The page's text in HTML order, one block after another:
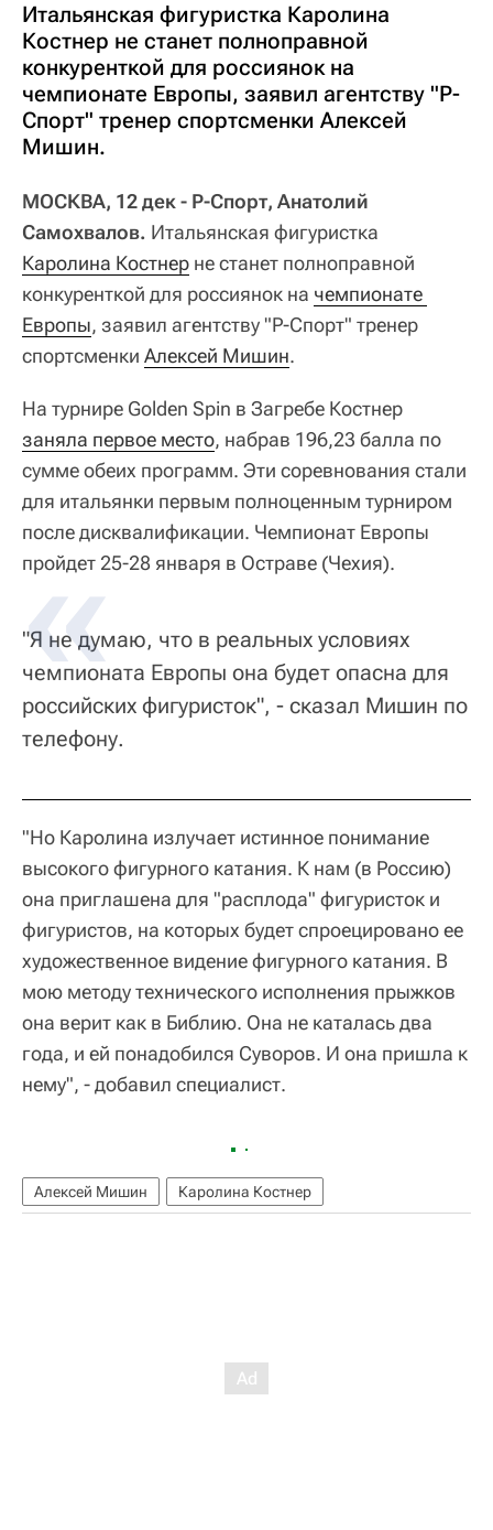
Итальянская фигуристка Каролина
Костнер не станет полноправной
конкуренткой для россиянок на
чемпионате Европы, заявил агентству "Р-
Спорт" тренер спортсменки Алексей
Мишин.
МОСКВА, 12 дек - Р-Спорт, Анатолий
Самохвалов. Итальянская фигуристка
Каролина Костнер не станет полноправной
конкуренткой для россиянок на чемпионате
Европы, заявил агентству "Р-Спорт" тренер
спортсменки Алексей Мишин.
На турнире Golden Spin в Загребе Костнер
заняла первое место, набрав 196,23 балла по
сумме обеих программ. Эти соревнования стали
для итальянки первым полноценным турниром
после дисквалификации. Чемпионат Европы
пройдет 25-28 января в Остраве (Чехия).
"Я не думаю, что в реальных условиях
чемпионата Европы она будет опасна для
российских фигуристок", - сказал Мишин по
телефону.
"Но Каролина излучает истинное понимание
высокого фигурного катания. К нам (в Россию)
она приглашена для "расплода" фигуристок и
фигуристов, на которых будет спроецировано ее
художественное видение фигурного катания. В
мою методу технического исполнения прыжков
она верит как в Библию. Она не каталась два
года, и ей понадобился Суворов. И она пришла к
нему", - добавил специалист.
Алексей Мишин Каролина Костнер